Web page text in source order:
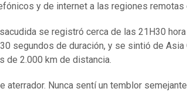
y de internet a las regiones remotas
se registró cerca de las 21H30
segundos de duración, y se sintió de Asia
de 2.000 km de distancia.
aterrador. Nunca sentí un temblor